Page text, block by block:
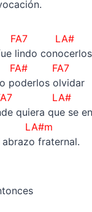
LA#
lindo conocerlos
FA7
poderlos olvidar
LA#
quiera que se
fraternal.